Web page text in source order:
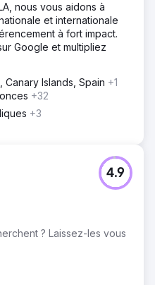
nous vous aidons à
et internationale
à fort impact.
Google et multipliez
Canary Islands, Spain +1
+32
+3
? Laissez-les vous
4.9